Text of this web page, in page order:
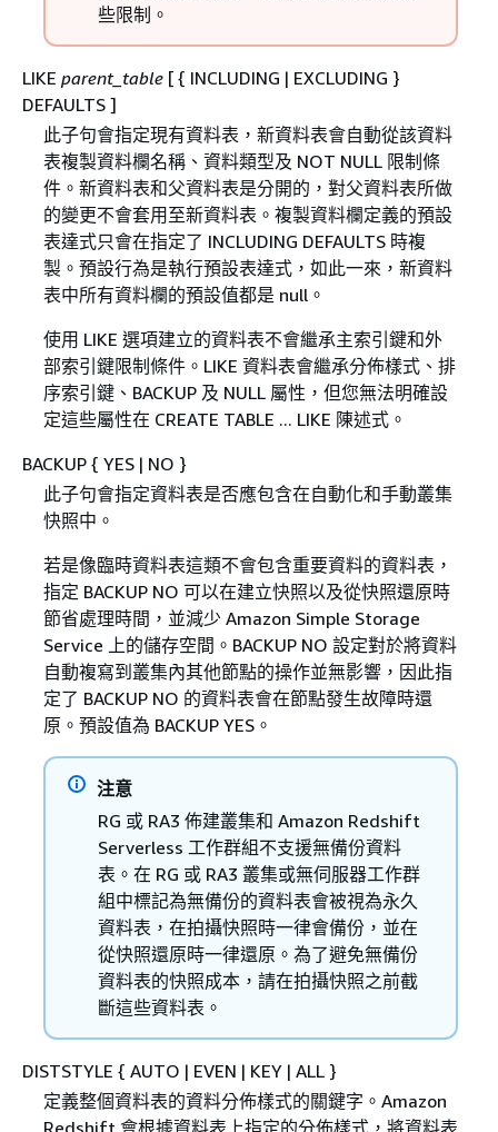
些限制。
LIKE parent_table [ { INCLUDING | EXCLUDING }
DEFAULTS ]
此子句會指定現有資料表，新資料表會自動從該資料
表複製資料欄名稱、資料類型及 NOT NULL 限制條
件。新資料表和父資料表是分開的，對父資料表所做
的變更不會套用至新資料表。複製資料欄定義的預設
表達式只會在指定了 INCLUDING DEFAULTS 時複
製。預設行為是執行預設表達式，如此一來，新資料
表中所有資料欄的預設值都是 null。
使用 LIKE 選項建立的資料表不會繼承主索引鍵和外
部索引鍵限制條件。LIKE 資料表會繼承分佈樣式、排
序索引鍵、BACKUP 及 NULL 屬性，但您無法明確設
定這些屬性在 CREATE TABLE ... LIKE 陳述式。
BACKUP { YES | NO }
此子句會指定資料表是否應包含在自動化和手動叢集
快照中。
若是像臨時資料表這類不會包含重要資料的資料表，
指定 BACKUP NO 可以在建立快照以及從快照還原時
節省處理時間，並減少 Amazon Simple Storage
Service 上的儲存空間。BACKUP NO 設定對於將資料
自動複寫到叢集內其他節點的操作並無影響，因此指
定了 BACKUP NO 的資料表會在節點發生故障時還
原。預設值為 BACKUP YES。
注意
RG 或 RA3 佈建叢集和 Amazon Redshift
Serverless 工作群組不支援無備份資料
表。在 RG 或 RA3 叢集或無伺服器工作群
組中標記為無備份的資料表會被視為永久
資料表，在拍攝快照時一律會備份，並在
從快照還原時一律還原。為了避免無備份
資料表的快照成本，請在拍攝快照之前截
斷這些資料表。
DISTSTYLE { AUTO | EVEN | KEY | ALL }
定義整個資料表的資料分佈樣式的關鍵字。Amazon
Redshift 會根據資料表上指定的分佈樣式，將資料表